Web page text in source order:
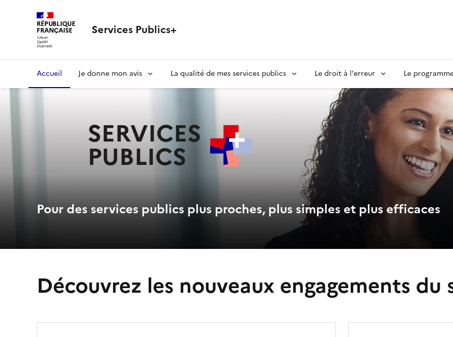
RÉPUBLIQUE
FRANÇAISE Services Publics+
principaleAccueil Je donne mon avis La qualité de mes services publics Le droit à l'erreur Le
SERVICES
PUBLICS
Pour des services publics plus proches, plus simples et plus efficaces
Découvrez les nouveaux engagements